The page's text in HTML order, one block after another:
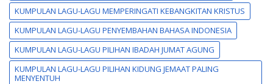
KUMPULAN LAGU-LAGU MEMPERINGATI KEBANGKITAN KRISTUS
KUMPULAN LAGU-LAGU PENYEMBAHAN BAHASA INDONESIA
KUMPULAN LAGU-LAGU PILIHAN IBADAH JUMAT AGUNG
KUMPULAN LAGU-LAGU PILIHAN KIDUNG JEMAAT PALING
MENYENTUH